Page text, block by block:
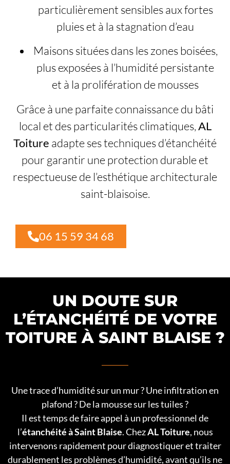
particulièrement sensibles aux fortes
pluies et à la stagnation d’eau
Maisons situées dans les zones boisées,
plus exposées à l’humidité persistante
et à la prolifération de mousses
Grâce à une parfaite connaissance du bâti
local et des particularités climatiques,AL
Toiture adapte ses techniques d’étanchéité
pour garantir une protection durable et
respectueuse de l’esthétique architecturale
saint-blaisoise.
06 15 59 34 68
UN DOUTE SUR
L’ÉTANCHÉITÉ DE VOTRE
TOITURE À SAINT BLAISE ?
Une trace d’humidité sur un mur ? Une infiltration en
plafond ? De la mousse sur les tuiles ?
Il est temps de faire appel à un professionnel de
l’étanchéité à Saint Blaise. ChezAL Toiture, nous
intervenons rapidement pour diagnostiquer et traiter
durablement les problèmes d’humidité, avant qu’ils ne